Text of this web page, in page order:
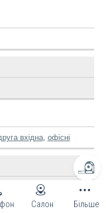
Салон Більше
вхідна, офісні